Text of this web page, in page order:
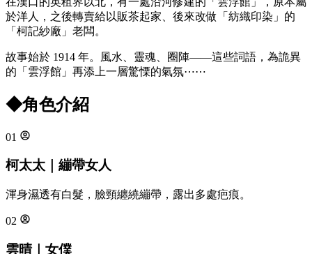
於洋人，之後轉賣給以販茶起家、後來改做「紡織印染」的
「柯記紗廠」老闆。
故事始於 1914 年。風水、靈魂、圈陣——這些詞語，為詭異
的「雲浮館」再添上一層驚慄的氣氛⋯⋯
◆角色介紹
01
柯太太｜繃帶女人
渾身濕透有白髮，臉頸纏繞繃帶，露出多處疤痕。
02
雲晴｜女僕